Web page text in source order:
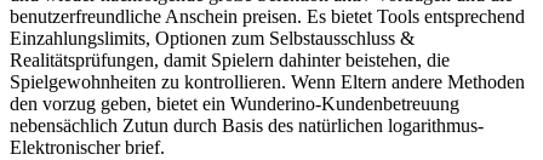
benutzerfreundliche Anschein preisen. Es bietet Tools entsprechend
Einzahlungslimits, Optionen zum Selbstausschluss &
Realitätsprüfungen, damit Spielern dahinter beistehen, die
Spielgewohnheiten zu kontrollieren. Wenn Eltern andere Methoden
den vorzug geben, bietet ein Wunderino-Kundenbetreuung
nebensächlich Zutun durch Basis des natürlichen logarithmus-
Elektronischer brief.